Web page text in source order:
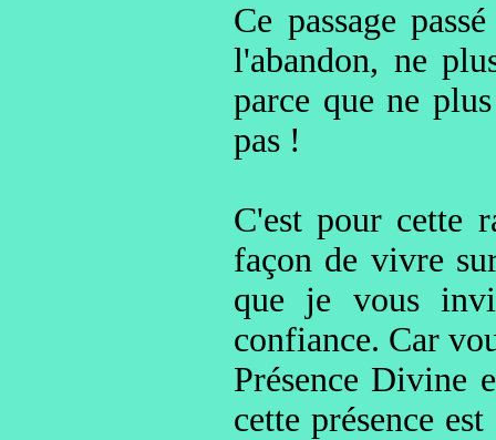
Ce passage
l'abandon, ne
parce que ne
pas !
C'est pour cette
façon de vivre
que je vous
confiance. Car
Présence Divine
cette présence